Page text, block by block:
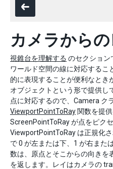
カメラからの
視錐台を理解する のセクション
ワールド空間の線に対応するこ
的に表現することが便利なとき
オブジェクトという形で提供し
点に対応するので、Camera ク
ViewportPointToRay 関数を提
ScreenPointToRay が点をピク
ViewportPointToRay は正規化
で 0 が左または下、1 が右また
数は、原点とそこからの向きを
を返します。レイはカメラの